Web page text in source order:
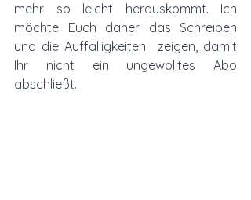
mehr so leicht herauskommt. Ich
möchte Euch daher das Schreiben
und die Auffälligkeiten  zeigen, damit
Ihr nicht ein ungewolltes Abo
abschließt.